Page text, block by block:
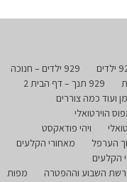
929 ילדים – חנוכה
929 תנך – דף הבית 2
ועוד כמה צוררים
הוירטואלי
ויהי פודאקסט
הערפל
מאחורי הקלעים
הקלעים
השבוע וההפטרה
מפות